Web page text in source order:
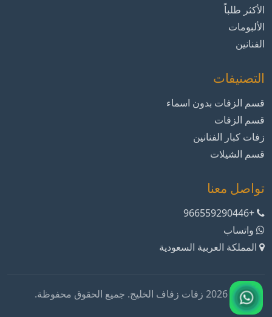
الأكثر طلباً
الألبومات
الفنانين
التصنيفات
قسم الزفات بدون اسماء
قسم الزفات
زفات كبار الفنانين
قسم الشيلات
تواصل معنا
+966559290446
واتساب
المملكة العربية السعودية
© 2026 زفات زفاف الخليج. جميع الحقوق محفوظة.